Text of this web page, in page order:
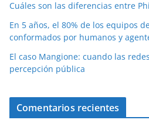
Cuáles son las diferencias entre
En 5 años, el 80% de los equipos
conformados por humanos y
El caso Mangione: cuando las
percepción pública
Comentarios recientes